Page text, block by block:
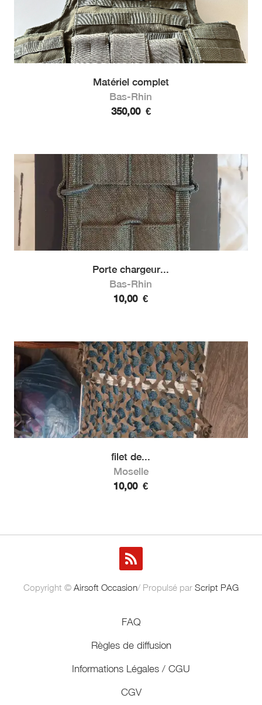
Matériel complet
Bas-Rhin
350,00 €
Porte chargeur...
Bas-Rhin
10,00 €
filet de...
Moselle
10,00 €
Copyright © Airsoft Occasion/ Propulsé par Script PAG
FAQ
Règles de diffusion
Informations Légales / CGU
CGV